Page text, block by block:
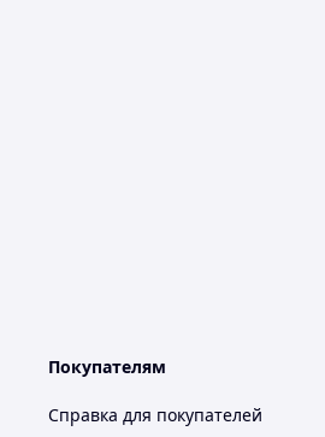
Покупателям
Справка для покупателей